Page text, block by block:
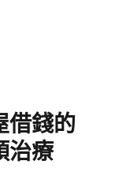
借錢的
治療